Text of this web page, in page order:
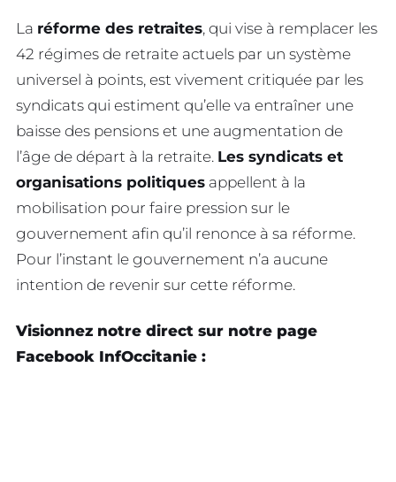
La réforme des retraites, qui vise à remplacer les
42 régimes de retraite actuels par un système
universel à points, est vivement critiquée par les
syndicats qui estiment qu’elle va entraîner une
baisse des pensions et une augmentation de
l’âge de départ à la retraite. Les syndicats et
organisations politiques appellent à la
mobilisation pour faire pression sur le
gouvernement afin qu’il renonce à sa réforme.
Pour l’instant le gouvernement n’a aucune
intention de revenir sur cette réforme.
Visionnez notre direct sur notre page
Facebook InfOccitanie :